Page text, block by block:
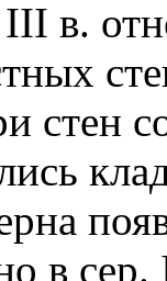
в.
стен
в